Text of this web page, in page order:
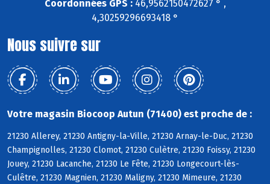
Coordonnées GPS :46,9562150472627 ° ,
4,30259296693418 °
Nous suivre sur
Votre magasin Biocoop Autun (71400) est proche de :
21230 Allerey, 21230 Antigny-la-Ville, 21230 Arnay-le-Duc, 21230
Champignolles, 21230 Clomot, 21230 Culètre, 21230 Foissy, 21230
Jouey, 21230 Lacanche, 21230 Le Fête, 21230 Longecourt-lès-
Culêtre, 21230 Magnien, 21230 Maligny, 21230 Mimeure, 21230